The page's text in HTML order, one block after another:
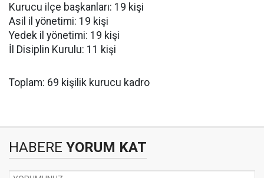
Kurucu ilçe başkanları: 19 kişi
Asil il yönetimi: 19 kişi
Yedek il yönetimi: 19 kişi
İl Disiplin Kurulu: 11 kişi
Toplam: 69 kişilik kurucu kadro
HABERE YORUM KAT